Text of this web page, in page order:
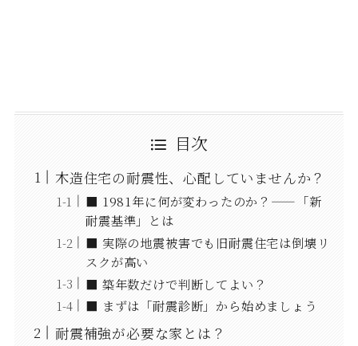
目次
木造住宅の耐震性、心配していませんか？
■ 1981年に何が変わったのか？——「新
耐震基準」とは
■ 実際の地震被害でも旧耐震住宅は倒壊リ
スクが高い
■ 築年数だけで判断してよい？
■ まずは「耐震診断」から始めましょう
耐震補強が必要な家とは？